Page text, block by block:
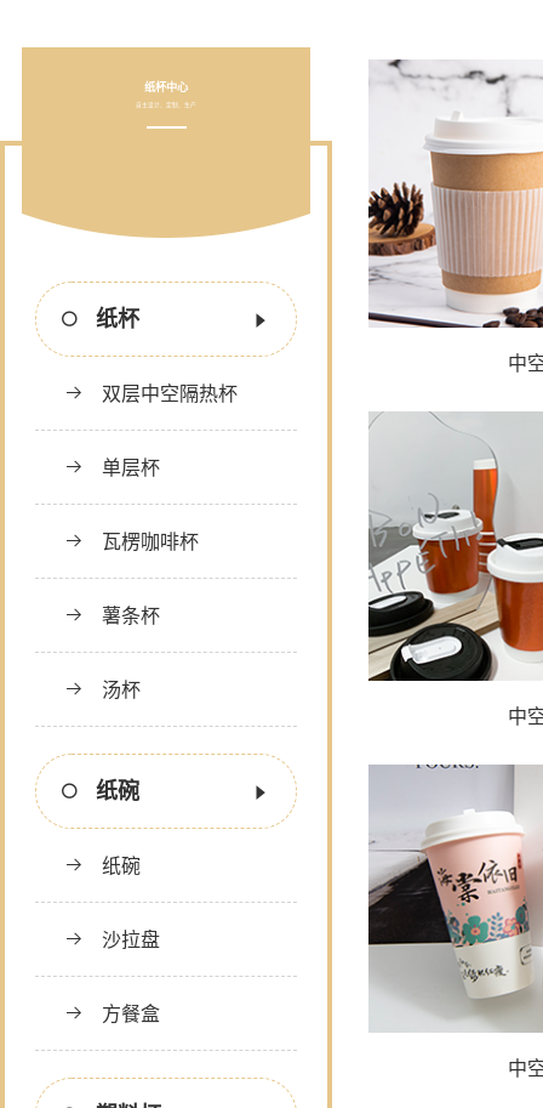
纸杯中心
自主设计、定制、生产
纸杯
双层中空隔热杯
单层杯
瓦楞咖啡杯
薯条杯
汤杯
纸碗
纸碗
沙拉盘
方餐盒
中
中
中